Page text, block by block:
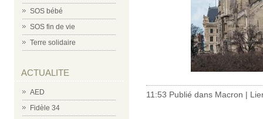
SOS bébé
SOS fin de vie
Terre solidaire
ACTUALITE
AED
Fidèle 34
11:53 Publié dans Macron |